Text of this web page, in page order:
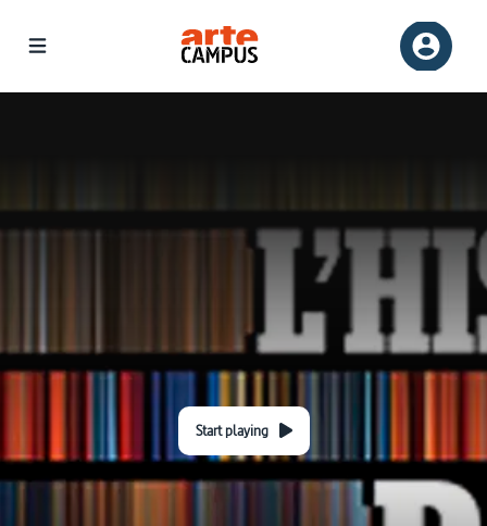
Start playing